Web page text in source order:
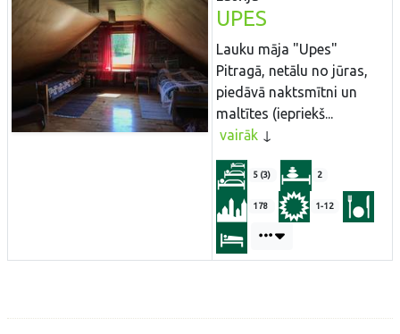
UPES
Lauku māja "Upes"
Pitragā, netālu no jūras,
piedāvā naktsmītni un
maltītes (iepriekš...
vairāk
5 (3) 2
178 1-12